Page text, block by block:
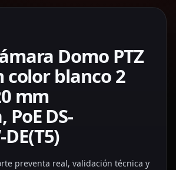
Domo PTZ
color blanco 2
mm
DS-
preventa real, validación técnica y